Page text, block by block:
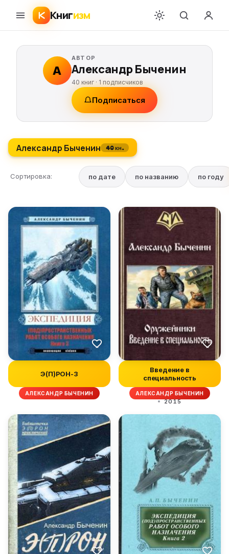
Книгизм
А
АВТОР
Александр Быченин
40 книг · 1 подписчиков
Подписаться
Александр Быченин 40 кн.
Сортировка: по дате по названию по году
Э(П)РОН-3
АЛЕКСАНДР БЫЧЕНИН
Введение в
специальность
АЛЕКСАНДР БЫЧЕНИН
2015